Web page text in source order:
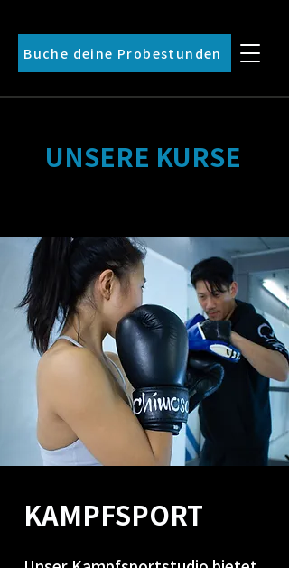
Buche deine Probestunden
UNSERE KURSE
KAMPFSPORT